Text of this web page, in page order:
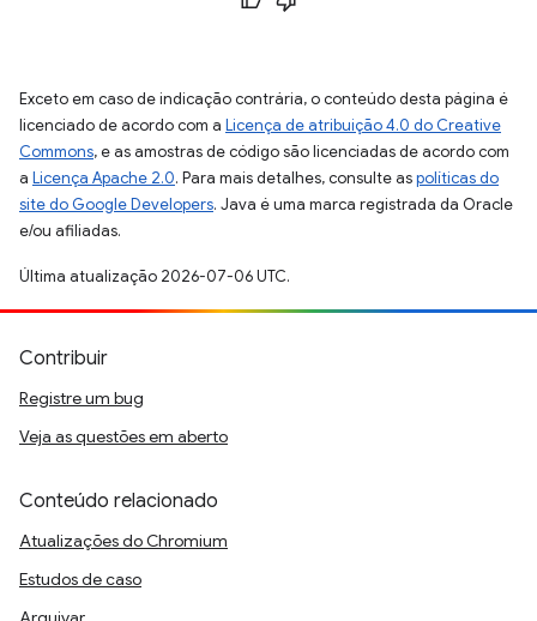
Exceto em caso de indicação contrária, o conteúdo desta página é
licenciado de acordo com a Licença de atribuição 4.0 do Creative
Commons, e as amostras de código são licenciadas de acordo com
a Licença Apache 2.0. Para mais detalhes, consulte aspolíticas do
site do Google Developers. Java é uma marca registrada da Oracle
e/ou afiliadas.
Última atualização 2026-07-06 UTC.
Contribuir
Registre um bug
Veja as questões em aberto
Conteúdo relacionado
Atualizações do Chromium
Estudos de caso